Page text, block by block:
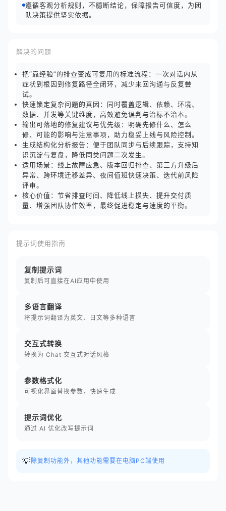
遵循客观分析规则，不臆断结论，保障报告可信度，为团
队决策提供坚实依据。
解决的问题
把“靠经验”的排查变成可复用的标准流程：一次对话内从
症状到根因到修复路径全闭环，减少来回沟通与反复尝
试。
快速锁定复杂问题的真因：同时覆盖逻辑、依赖、环境、
数据、并发等关键维度，高效避免误判与治标不治本。
输出可落地的修复建议与优先级：明确先修什么、怎么
修、可能的影响与注意事项，助力稳妥上线与风险控制。
生成结构化分析报告：便于团队同步与后续跟踪，支持知
识沉淀与复盘，降低同类问题二次发生。
适用场景：线上故障应急、版本回归排查、第三方升级后
异常、跨环境迁移差异、夜间值班快速决策、迭代前风险
评审。
核心价值：节省排查时间、降低线上损失、提升交付质
量、增强团队协作效率，最终促进稳定与速度的平衡。
提示词使用指南
复制提示词
复制后可直接在AI应用中使用
多语言翻译
将提示词翻译为英文、日文等多种语言
交互式转换
转换为 Chat 交互式对话风格
参数格式化
可视化界面替换参数，快速生成
提示词优化
通过 AI 优化改写提示词
💡 除复制功能外，其他功能需要在电脑PC端使用